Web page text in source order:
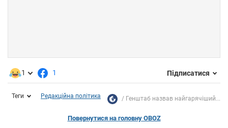
1 1 Підписатися
Теги Редакційна політика Генштаб назвав найгарячіший...
Повернутися на головну OBOZ